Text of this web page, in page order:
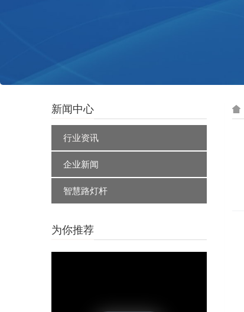
新闻中心
行业资讯
企业新闻
智慧路灯杆
为你推荐